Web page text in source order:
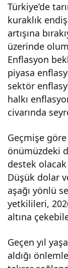
Türkiye’de
kuraklık
artışına
üzerinde
Enflasyon
piyasa
sektör
halkı
civarında
Geçmişe göre
önümüzdeki
destek
Düşük dolar
aşağı yönlü
yetkilileri,
altına
Geçen yıl
aldığı